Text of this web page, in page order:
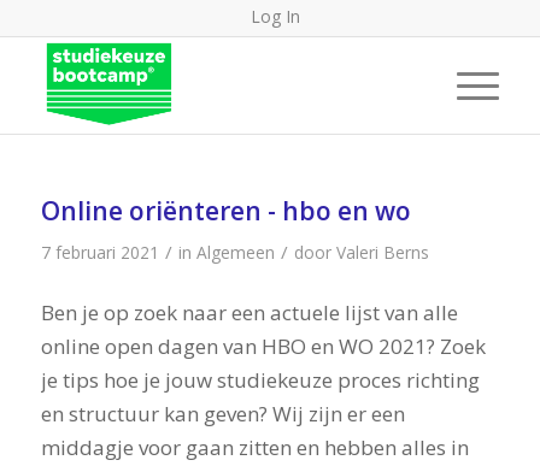
Log In
Online oriënteren - hbo en wo
7 februari 2021 / in Algemeen / door Valeri Berns
Ben je op zoek naar een actuele lijst van alle
online open dagen van HBO en WO 2021? Zoek
je tips hoe je jouw studiekeuze proces richting
en structuur kan geven? Wij zijn er een
middagje voor gaan zitten en hebben alles in